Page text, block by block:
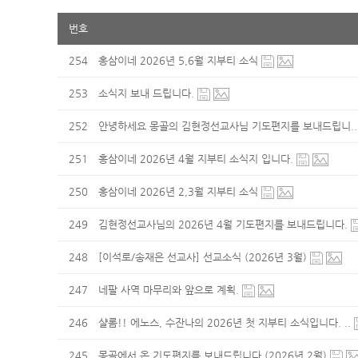
번호
254 홍삼이네 2026년 5,6월 지부티 소식
253 소식지 보내 드립니다.
252 안녕하세요 몽골의 김현정선교사님 기도편지를 보내드립니
251 홍삼이네 2026년 4월 지부티 소식지 입니다.
250 홍삼이네 2026년 2,3월 지부티 소식
249 김현정선교사님의 2026년 4월 기도편지를 보내드립니다.
248 [이석로/송재은 선교사] 선교소식 (2026년 3월)
247 네팔 사역 마무리와 앞으로 계획.
246 샬롬!! 에노스, 수잔나의 2026년 첫 지부티 소식입니다. ..
245 몽골에서 온 기도편지를 보내드립니다.(2026년 2월)